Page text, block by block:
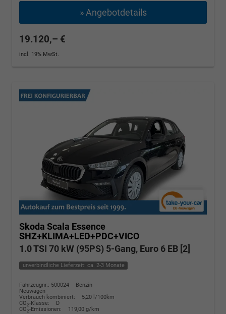
» Angebotdetails
19.120,– €
incl. 19% MwSt.
Skoda Scala Essence
SHZ+KLIMA+LED+PDC+VICO
1.0 TSI 70 kW (95PS) 5-Gang, Euro 6 EB [2]
unverbindliche Lieferzeit: ca. 2-3 Monate
Fahrzeugnr.: 500024
Benzin
Neuwagen
Verbrauch kombiniert:
5,20 l/100km
CO2-Klasse:
D
CO2-Emissionen: 119,00 g/km